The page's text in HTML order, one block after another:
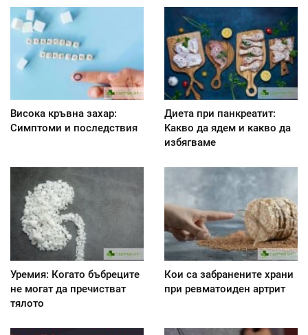
Висока кръвна захар:
Симптоми и последствия
Диета при панкреатит:
Kакво да ядем и какво да
избягваме
Уремия: Когато бъбреците
не могат да пречистват
тялото
Кои са забранените храни
при ревматоиден артрит